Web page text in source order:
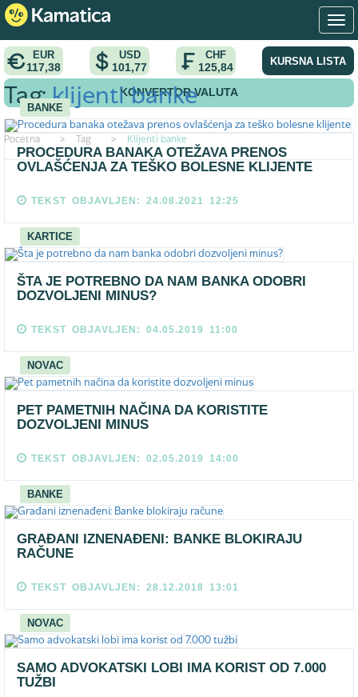
EUR
117,38
USD
101,77
CHF
125,84 KURSNA LISTA
KONVERTOR VALUTA
Pocetna > Tag > Klijenti banke
Tag:klijenti banke
BANKE
PROCEDURA BANAKA OTEŽAVA PRENOS
OVLAŠĆENJA ZA TEŠKO BOLESNE KLIJENTE
TEKST OBJAVLJEN: 24.08.2021 12:25
KARTICE
ŠTA JE POTREBNO DA NAM BANKA ODOBRI
DOZVOLJENI MINUS?
TEKST OBJAVLJEN: 04.05.2019 11:00
NOVAC
PET PAMETNIH NAČINA DA KORISTITE
DOZVOLJENI MINUS
TEKST OBJAVLJEN: 02.05.2019 14:00
BANKE
GRAĐANI IZNENAĐENI: BANKE BLOKIRAJU
RAČUNE
TEKST OBJAVLJEN: 28.12.2018 13:01
NOVAC
SAMO ADVOKATSKI LOBI IMA KORIST OD 7.000
TUŽBI